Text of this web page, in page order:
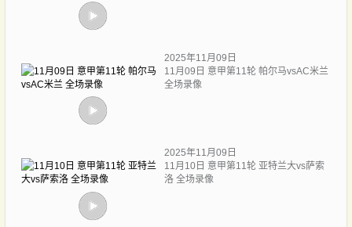
2025年11月09日
11月09日 意甲第11轮 帕尔马vsAC米兰
全场录像
2025年11月09日
11月10日 意甲第11轮 亚特兰大vs萨索
洛 全场录像